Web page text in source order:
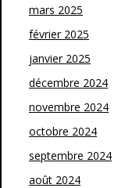
mars 2025
février 2025
janvier 2025
décembre 2024
novembre 2024
octobre 2024
septembre 2024
août 2024